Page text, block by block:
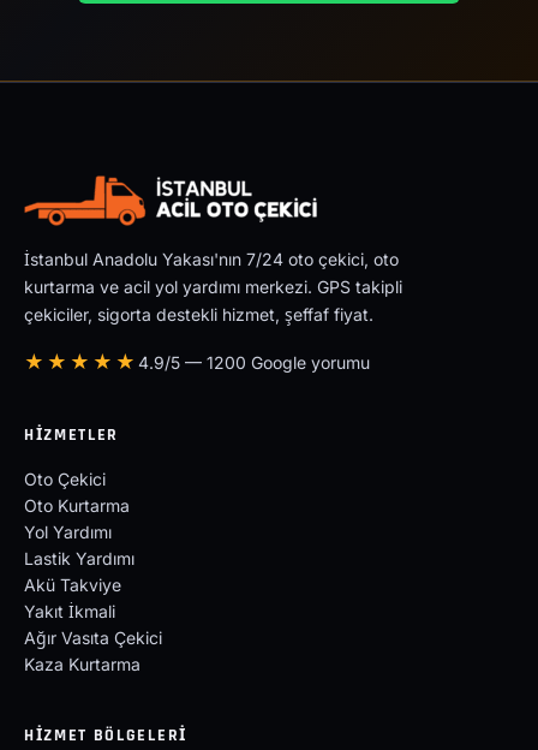
İstanbul Anadolu Yakası'nın 7/24 oto çekici, oto
kurtarma ve acil yol yardımı merkezi. GPS takipli
çekiciler, sigorta destekli hizmet, şeffaf fiyat.
★★★★★ 4.9/5 — 1200 Google yorumu
HIZMETLER
Oto Çekici
Oto Kurtarma
Yol Yardımı
Lastik Yardımı
Akü Takviye
Yakıt İkmali
Ağır Vasıta Çekici
Kaza Kurtarma
HIZMET BÖLGELERI